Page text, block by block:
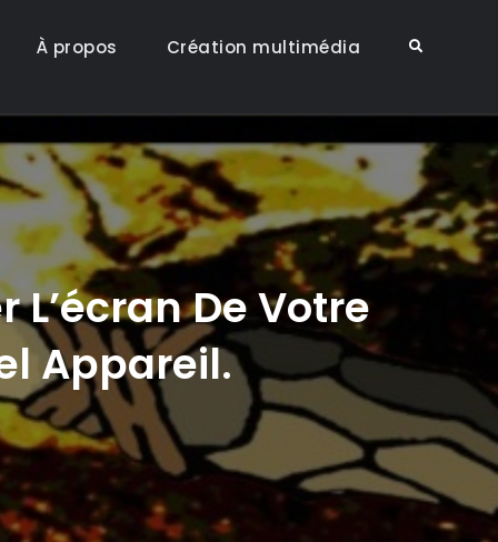
À propos Création multimédia Search
De Votre
Appareil.